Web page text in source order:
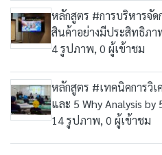
หลักสูตร #การบริหารจัด
สินค้าอย่างมีประสิทธิภา
4 รูปภาพ, 0 ผู้เข้าชม
หลักสูตร #เทคนิคการวิ
และ 5 Why Analysis by
14 รูปภาพ, 0 ผู้เข้าชม